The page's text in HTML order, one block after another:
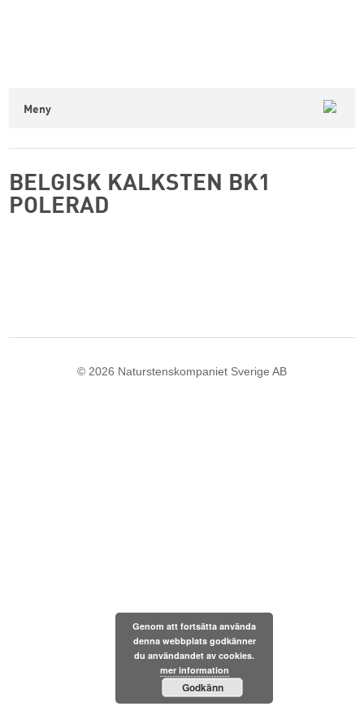
Meny
BELGISK KALKSTEN BK1
POLERAD
© 2026 Naturstenskompaniet Sverige AB
Genom att fortsätta använda
denna webbplats godkänner
du användandet av cookies.
mer information
Godkänn